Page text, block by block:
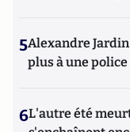
5Alexandre
plus à une
6L'autre été